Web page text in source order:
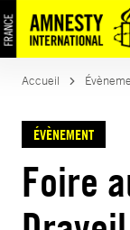
Accueil
ÉVÈNEMENT
Foire